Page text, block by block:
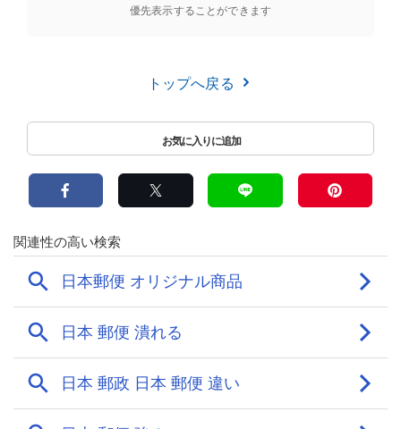
優先表示することができます
トップへ戻る